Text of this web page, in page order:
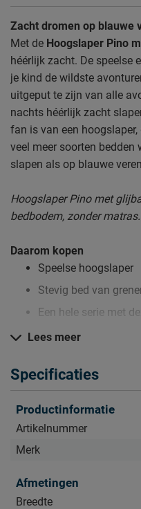
Zacht dromen op blauwe
Met de Hoogslaper Pino
héérlijk zacht. De speelse
je kind de wildste
uitgeput te zijn van alle
nachts héérlijk zacht
fan is van een hoogslaper,
veel meer soorten bedden
slapen als op blauwe
Hoogslaper Pino met
bedbodem, zonder matras.
Daarom kopen
Speelse hoogslaper
Stevig bed van
Een hele serie met
Kijk bij het kopje ‘Goed
zien.
Lees meer
Specificaties
Productinformatie
Artikelnummer
Merk
Afmetingen
Breedte